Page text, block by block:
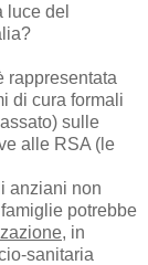
luce del
rappresentata
di cura formali
sulle
alle RSA (le
anziani non
potrebbe
, in
sanitaria